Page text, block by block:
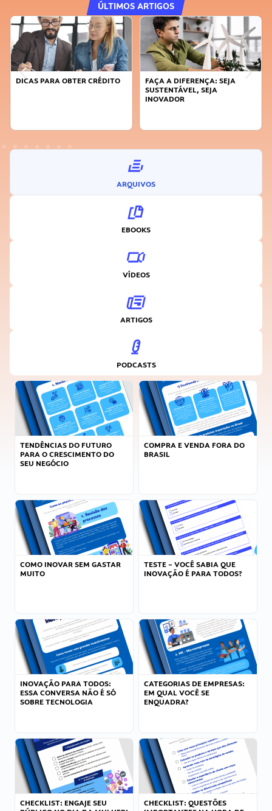
ÚLTIMOS ARTIGOS
DICAS PARA OBTER CRÉDITO
FAÇA A DIFERENÇA: SEJA
SUSTENTÁVEL, SEJA
INOVADOR
ARQUIVOS
EBOOKS
VÍDEOS
ARTIGOS
PODCASTS
TENDÊNCIAS DO FUTURO
PARA O CRESCIMENTO DO
SEU NEGÓCIO
COMPRA E VENDA FORA DO
BRASIL
COMO INOVAR SEM GASTAR
MUITO
TESTE – VOCÊ SABIA QUE
INOVAÇÃO É PARA TODOS?
INOVAÇÃO PARA TODOS:
ESSA CONVERSA NÃO É SÓ
SOBRE TECNOLOGIA
CATEGORIAS DE EMPRESAS:
EM QUAL VOCÊ SE
ENQUADRA?
CHECKLIST: ENGAJE SEU
CHECKLIST: QUESTÕES